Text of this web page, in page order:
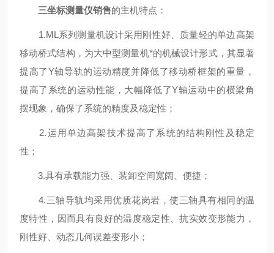
三坐标测量仪销售的主机特点：
1.ML系列测量机设计采用刚性好、质量轻的单边高架
移动桥式结构，为大中型测量机*的机械设计形式，其显著
提高了Y轴导轨的运动精度并降低了移动桥框架的重量，
提高了系统的运动性能，大幅降低了Y轴运动中的横梁角
摆现象，确保了系统的精度及稳定性；
2.运用单边高架技术提高了系统的结构刚性及稳定
性；
3.具有承载能力强、装卸空间宽阔、便捷；
4.三轴导轨均采用优质花岗岩，使三轴具有相同的温
度特性，因而具有良好的温度稳定性、抗实效变形能力，
刚性好、动态几何误差变形小；